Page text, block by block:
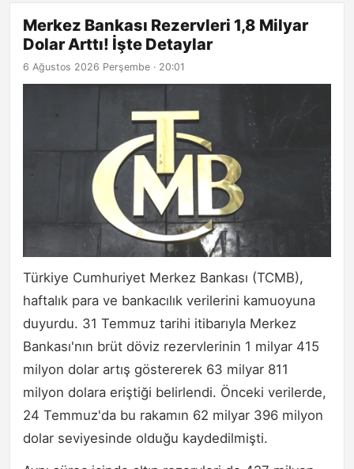
Merkez Bankası Rezervleri 1,8 Milyar
Dolar Arttı! İşte Detaylar
6 Ağustos 2026 Perşembe · 20:01
Türkiye Cumhuriyet Merkez Bankası (TCMB),
haftalık para ve bankacılık verilerini kamuoyuna
duyurdu. 31 Temmuz tarihi itibarıyla Merkez
Bankası'nın brüt döviz rezervlerinin 1 milyar 415
milyon dolar artış göstererek 63 milyar 811
milyon dolara eriştiği belirlendi. Önceki verilerde,
24 Temmuz'da bu rakamın 62 milyar 396 milyon
dolar seviyesinde olduğu kaydedilmişti.